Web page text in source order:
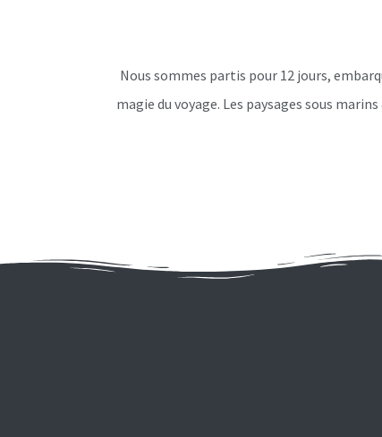
Nous sommes partis pour 12 jours,
magie du voyage. Les paysages sous